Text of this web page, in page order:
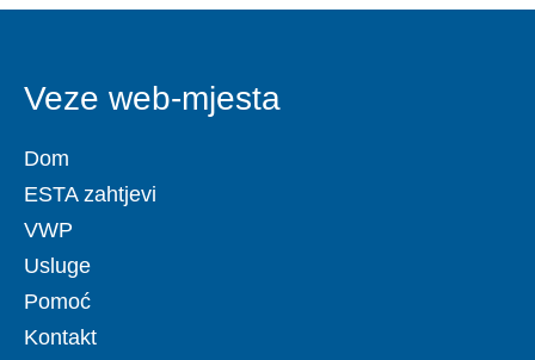
Veze web-mjesta
Dom
ESTA zahtjevi
VWP
Usluge
Pomoć
Kontakt